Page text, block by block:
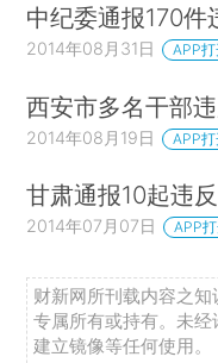
中纪委通报170
2014年08月31日 APP
西安市多名干部
2014年08月19日 APP
甘肃通报10起违
2014年07月07日 APP
财新网所刊载内容之
专属所有或持有。未
建立镜像等任何使用。